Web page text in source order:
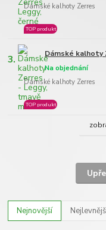
Dámské kalhoty Zerres
TOP produkt
3. Dámské kalhoty
Dámské kalhoty Zerres
Na objednání
TOP produkt
Nejnovější